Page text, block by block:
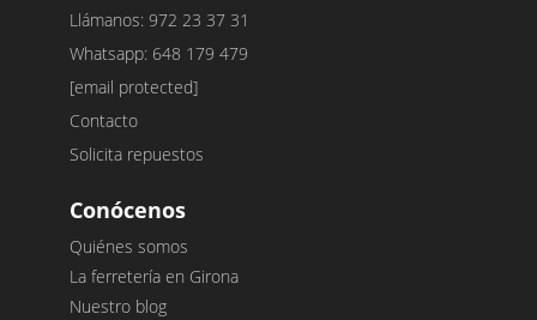
Llámanos: 972 23 37 31
Whatsapp: 648 179 479
[email protected]
Contacto
Solicita repuestos
Conócenos
Quiénes somos
La ferretería en Girona
Nuestro blog